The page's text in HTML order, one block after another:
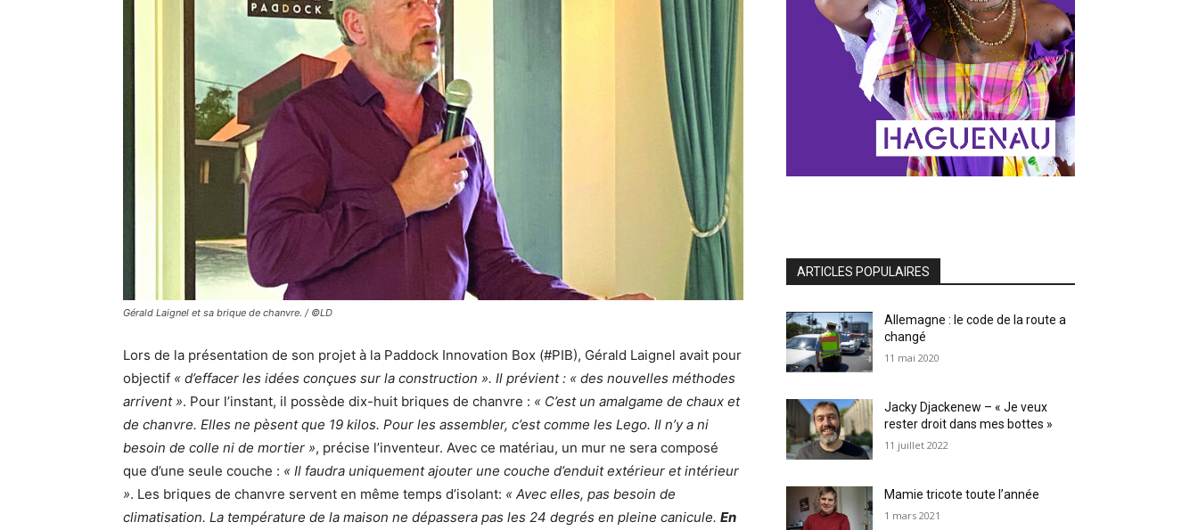
Gérald Laignel et sa brique de chanvre. / ©LD
Lors de la présentation de son projet à la Paddock Innovation Box (#PIB), Gérald Laignel avait pour
objectif « d’effacer les idées conçues sur la construction ». Il prévient : « des nouvelles méthodes
arrivent ». Pour l’instant, il possède dix-huit briques de chanvre : « C’est un amalgame de chaux et
de chanvre. Elles ne pèsent que 19 kilos. Pour les assembler, c’est comme les Lego. Il n’y a ni
besoin de colle ni de mortier », précise l’inventeur. Avec ce matériau, un mur ne sera composé
que d’une seule couche : « Il faudra uniquement ajouter une couche d’enduit extérieur et intérieur
». Les briques de chanvre servent en même temps d’isolant: « Avec elles, pas besoin de
climatisation. La température de la maison ne dépassera pas les 24 degrés en pleine canicule. En
ARTICLES POPULAIRES
Allemagne : le code de la route a
changé
11 mai 2020
Jacky Djackenew – « Je veux
rester droit dans mes bottes »
11 juillet 2022
Mamie tricote toute l’année
1 mars 2021